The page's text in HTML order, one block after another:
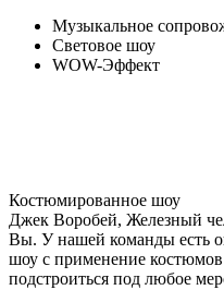
Музыкальное
Световое шоу
WOW-Эффект
Костюмированное шоу
Джек Воробей, Железный
Вы. У нашей команды есть
шоу с применение
подстроиться под любое